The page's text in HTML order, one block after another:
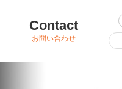
Contact
お問い合わせ